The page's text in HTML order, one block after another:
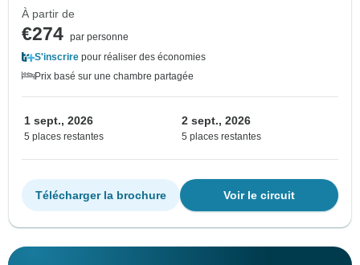
À partir de
€274 par personne
S'inscrire pour réaliser des économies
Prix basé sur une chambre partagée
1 sept., 2026
5 places restantes
2 sept., 2026
5 places restantes
Voir le circuit
Télécharger la brochure